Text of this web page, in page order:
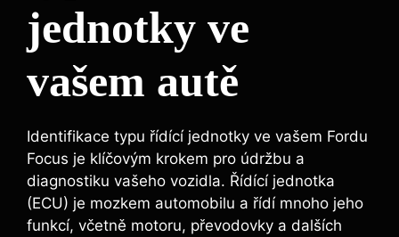
jednotky ve
vašem autě
Identifikace typu řídící jednotky ve vašem Fordu
Focus je klíčovým krokem pro údržbu a
diagnostiku vašeho vozidla. Řídící jednotka
(ECU) je mozkem automobilu a řídí mnoho jeho
funkcí, včetně motoru, převodovky a dalších